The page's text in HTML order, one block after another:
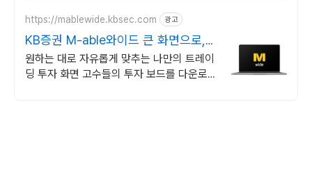
https://mablewide.kbsec.com 광고
KB증권 M-able와이드 큰 화면으로,
언제 어디서나
원하는 대로 자유롭게 맞추는 나만의 트레이
딩 투자 화면 고수들의 투자 보드를 다운로드